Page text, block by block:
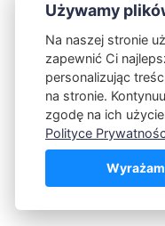
Kontakt
Używamy
Na naszej stronie
zapewnić Ci
personalizując
na stronie.
zgodę na ich
Polityce